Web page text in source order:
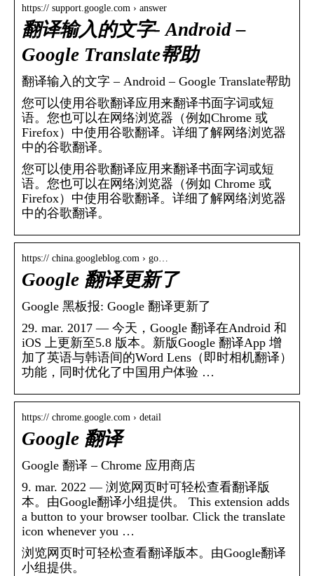
https:// support.google.com › answer
翻译输入的文字- Android –
Google Translate帮助
翻译输入的文字 – Android – Google Translate帮助
您可以使用谷歌翻译应用来翻译书面字词或短
语。您也可以在网络浏览器（例如Chrome 或
Firefox）中使用谷歌翻译。详细了解网络浏览器
中的谷歌翻译。
您可以使用谷歌翻译应用来翻译书面字词或短
语。您也可以在网络浏览器（例如 Chrome 或
Firefox）中使用谷歌翻译。详细了解网络浏览器
中的谷歌翻译。
https:// china.googleblog.com › go…
Google 翻译更新了
Google 黑板报: Google 翻译更新了
29. mar. 2017 — 今天，Google 翻译在Android 和
iOS 上更新至5.8 版本。新版Google 翻译App 增
加了英语与韩语间的Word Lens（即时相机翻译）
功能，同时优化了中国用户体验 …
https:// chrome.google.com › detail
Google 翻译
Google 翻译 – Chrome 应用商店
9. mar. 2022 — 浏览网页时可轻松查看翻译版
本。由Google翻译小组提供。 This extension adds
a button to your browser toolbar. Click the translate
icon whenever you …
浏览网页时可轻松查看翻译版本。由Google翻译
小组提供。